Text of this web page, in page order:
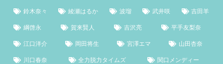
鈴木奈々 綾瀬はるか 波瑠 武井咲 吉田羊
綱啓永 賀来賢人 吉沢亮 平手友梨奈
江口洋介 岡田将生 宮澤エマ 山田杏奈
川口春奈 全力脱力タイムズ 関口メンディー